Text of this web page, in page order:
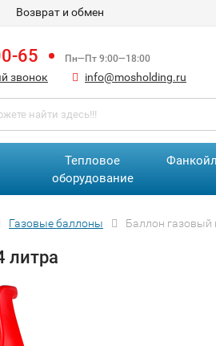
Возврат и обмен
65 Пн—Пт 9:00—18:00
звонок info@mosholding.ru
Тепловое
оборудование
Газовые баллоны Баллон газовый
литра